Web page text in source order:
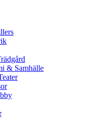
& Samhälle